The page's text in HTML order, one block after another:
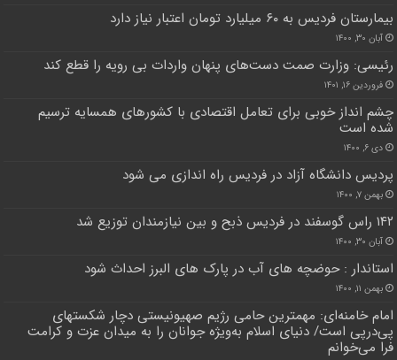
بیمارستان فردیس به ۶۰ میلیارد تومان اعتبار نیاز دارد
آبان ۳۰, ۱۴۰۰
رئیسی: وزارت صمت دست‌های پنهان واردات بی رویه را قطع کند
فروردین ۱۶, ۱۴۰۱
چشم انداز خوبی برای تعامل اقتصادی با کشورهای همسایه ترسیم
شده است
دی ۶, ۱۴۰۰
پردیس دانشگاه آزاد در فردیس راه اندازی می شود
بهمن ۷, ۱۴۰۰
۱۴۲ راس گوسفند در فردیس ذبح و بین نیازمندان توزیع شد
آبان ۳۰, ۱۴۰۰
استاندار : حوضچه های آب در پارک های البرز احداث شود
بهمن ۱۱, ۱۴۰۰
امام خامنه‌ای: مهمترین حامی رژیم صهیونیستی دچار شکستهای
پی‌درپی است/ دنیای اسلام به‌ویژه جوانان را به میدان عزت و کرامت
فرا می‌خوانم